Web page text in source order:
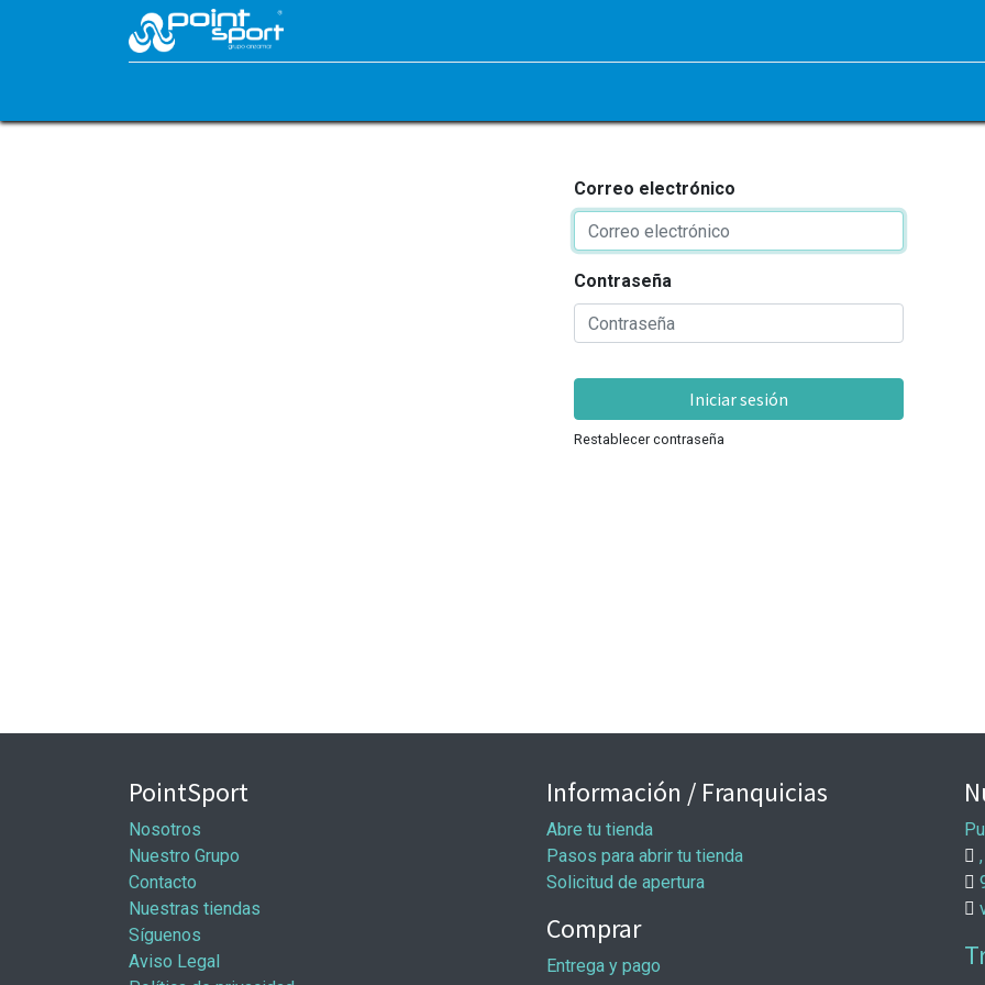
Correo electrónico
Contraseña
Iniciar sesión
Restablecer contraseña
PointSport
Nosotros
Nuestro Grupo
Contacto
Nuestras tiendas
Síguenos
Aviso Legal
Información / Franquicias
Abre tu tienda
Pasos para abrir tu tienda
Solicitud de apertura
Comprar
Entrega y pago